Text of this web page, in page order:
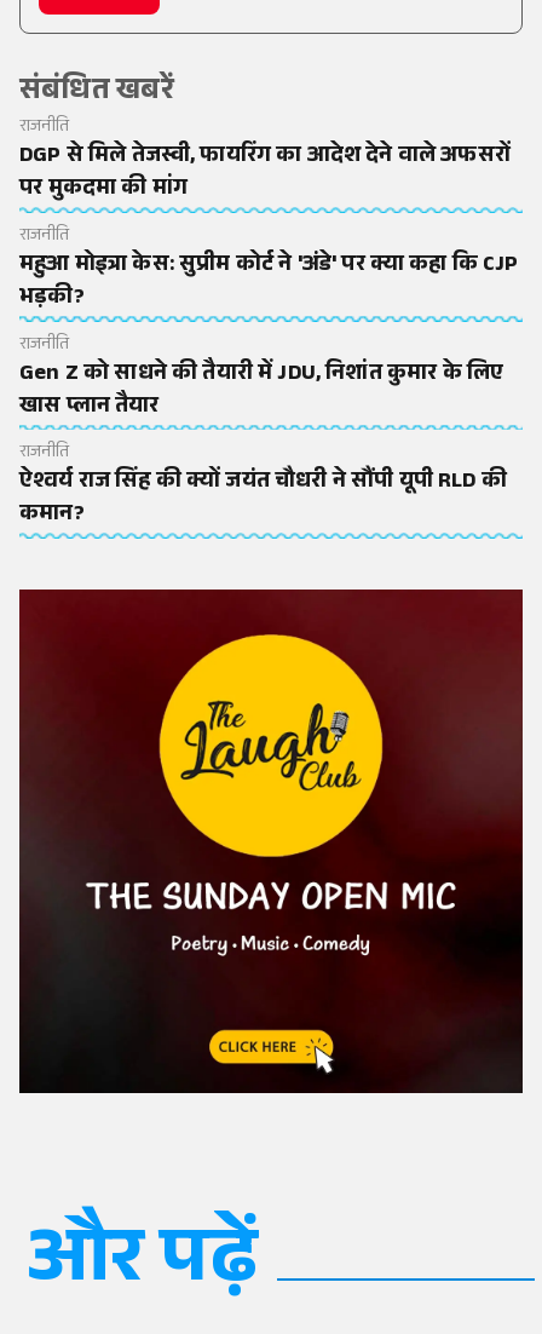
संबंधित खबरें
राजनीति
DGP से मिले तेजस्वी, फायरिंग का आदेश देने वाले अफसरों
पर मुकदमा की मांग
राजनीति
महुआ मोइत्रा केस: सुप्रीम कोर्ट ने 'अंडे' पर क्या कहा कि CJP
भड़की?
राजनीति
Gen Z को साधने की तैयारी में JDU, निशांत कुमार के लिए
खास प्लान तैयार
राजनीति
ऐश्वर्य राज सिंह की क्यों जयंत चौधरी ने सौंपी यूपी RLD की
कमान?
और पढ़ें